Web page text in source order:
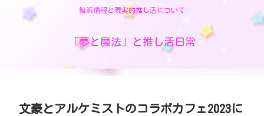
舞浜情報と現実的推し活について
「夢と魔法」と推し活日常
文豪とアルケミストのコラボカフェ2023に